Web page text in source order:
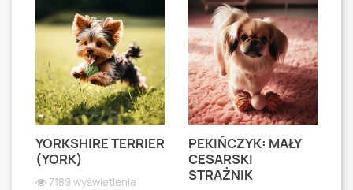
YORKSHIRE TERRIER
(YORK)
7189 wyświetlenia
PEKIŃCZYK: MAŁY
CESARSKI
STRAŻNIK